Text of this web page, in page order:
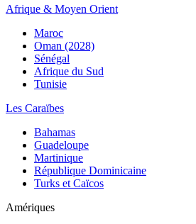
Afrique & Moyen Orient
Maroc
Oman (2028)
Sénégal
Afrique du Sud
Tunisie
Les Caraïbes
Bahamas
Guadeloupe
Martinique
République Dominicaine
Turks et Caïcos
Amériques